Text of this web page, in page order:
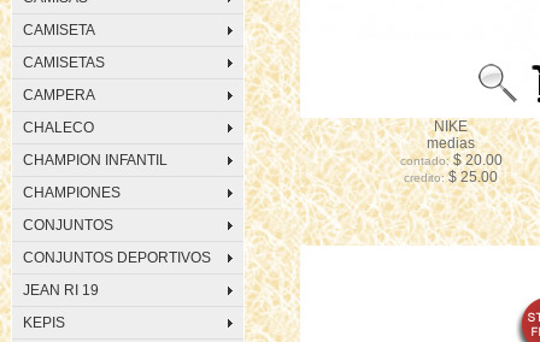
CAMISETA
CAMISETAS
CAMPERA
CHALECO
CHAMPION INFANTIL
CHAMPIONES
CONJUNTOS
CONJUNTOS DEPORTIVOS
JEAN RI 19
KEPIS
NIKE
medias
contado:$ 20.00
credito:$ 25.00